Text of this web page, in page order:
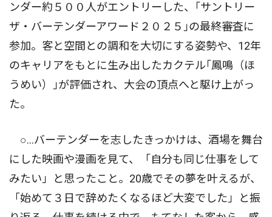
ンダー約５００人がエントリーした、｢サントリー
ザ・バーテンダーアワード２０２５｣の最終審査に
参加。客と空間との調和を大切にする姿勢や、12年
のキャリアをもとに生み出したカクテル｢鳳鳴（ほ
うめい）｣が評価され、大会の頂点へと駆け上がっ
た。
○…バーテンダーを志したきっかけは、酒場を舞台
にした映画や漫画を見て、「自分も同じ仕事をして
みたい」と思ったこと。20歳でその夢を叶えるが、
「始めて３日で辞めたくなるほど大変でした」と振